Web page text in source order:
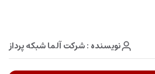
نویسنده : شرکت آلما شبکه پرداز